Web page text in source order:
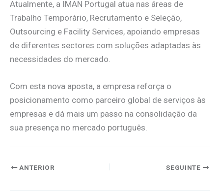
Atualmente, a IMAN Portugal atua nas áreas de
Trabalho Temporário, Recrutamento e Seleção,
Outsourcing e Facility Services, apoiando empresas
de diferentes sectores com soluções adaptadas às
necessidades do mercado.
Com esta nova aposta, a empresa reforça o
posicionamento como parceiro global de serviços às
empresas e dá mais um passo na consolidação da
sua presença no mercado português.
ANTERIOR SEGUINTE